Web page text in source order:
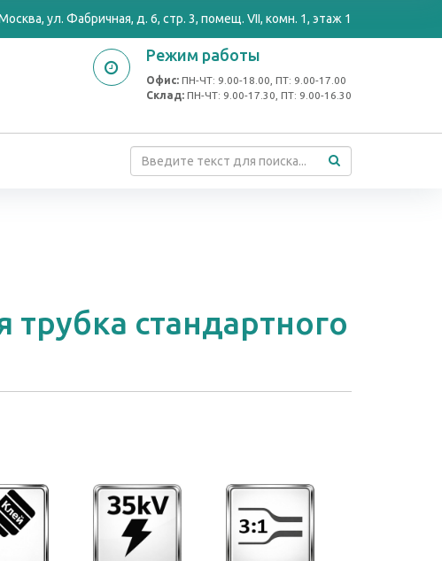
ул. Фабричная, д. 6, стр. 3, помещ. VII, комн. 1, этаж 1
Режим работы
Офис: ПН-ЧТ: 9.00-18.00, ПТ: 9.00-17.00
Cклад: ПН-ЧТ: 9.00-17.30, ПТ: 9.00-16.30
трубка стандартного